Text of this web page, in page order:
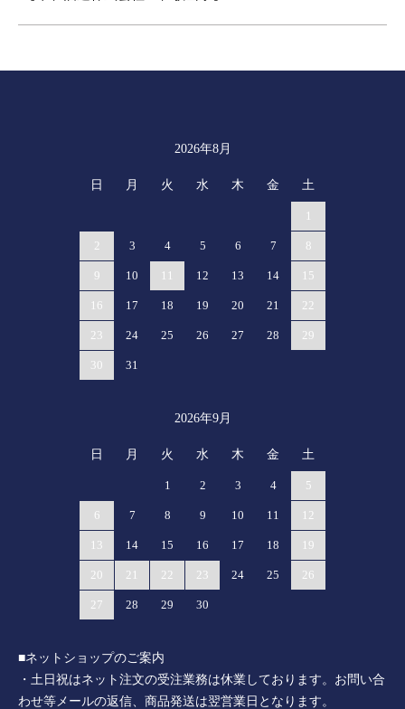
2026年8月
日 月 火 水 木 金 土
1
2 3 4 5 6 7 8
9 10 11 12 13 14 15
16 17 18 19 20 21 22
23 24 25 26 27 28 29
30 31
2026年9月
日 月 火 水 木 金 土
1 2 3 4 5
6 7 8 9 10 11 12
13 14 15 16 17 18 19
20 21 22 23 24 25 26
27 28 29 30
■ネットショップのご案内
・土日祝はネット注文の受注業務は休業しております。お問い合
わせ等メールの返信、商品発送は翌営業日となります。